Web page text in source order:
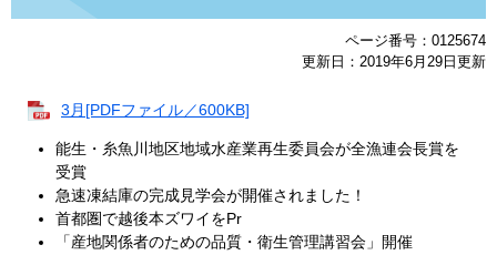
本
ページ番号：0125674
更新日：2019年6月29日更新
3月[PDFファイル／600KB]
能生・糸魚川地区地域水産業再生委員会が全漁連会長賞を
受賞
急速凍結庫の完成見学会が開催されました！
首都圏で越後本ズワイをPr
「産地関係者のための品質・衛生管理講習会」開催